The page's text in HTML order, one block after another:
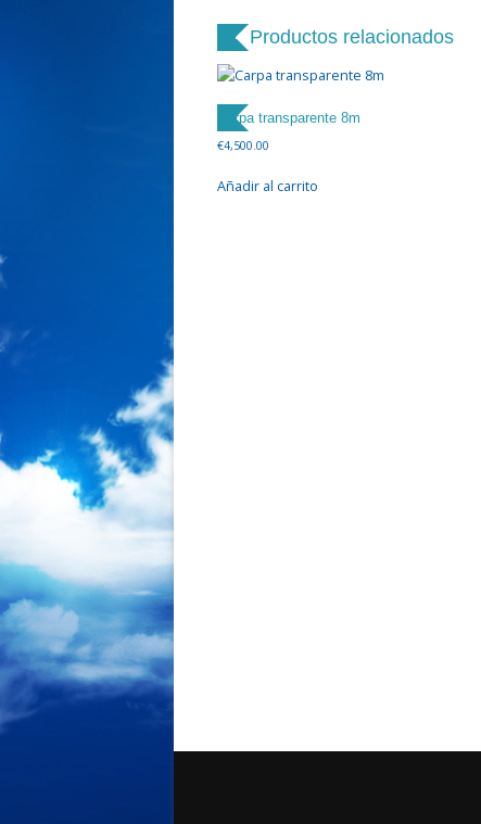
Productos relacionados
Carpa transparente 8m
€4,500.00
Añadir al carrito